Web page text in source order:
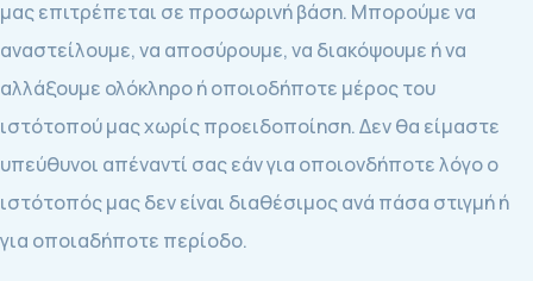
μας επιτρέπεται σε προσωρινή βάση. Μπορούμε να
αναστείλουμε, να αποσύρουμε, να διακόψουμε ή να
αλλάξουμε ολόκληρο ή οποιοδήποτε μέρος του
ιστότοπού μας χωρίς προειδοποίηση. Δεν θα είμαστε
υπεύθυνοι απέναντί σας εάν για οποιονδήποτε λόγο ο
ιστότοπός μας δεν είναι διαθέσιμος ανά πάσα στιγμή ή
για οποιαδήποτε περίοδο.